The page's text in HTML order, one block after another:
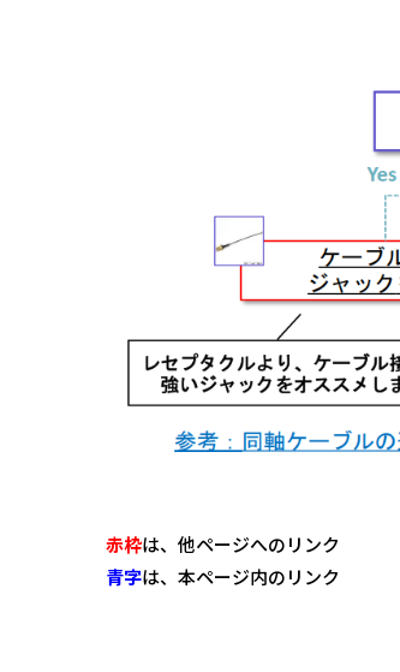
赤枠は、他ページへのリンク
青字は、本ページ内のリンク